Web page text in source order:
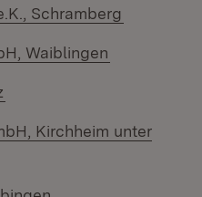
Schramberg
Waiblingen
Kirchheim unter